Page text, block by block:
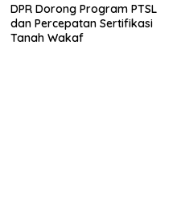
DPR Dorong Program PTSL
dan Percepatan Sertifikasi
Tanah Wakaf